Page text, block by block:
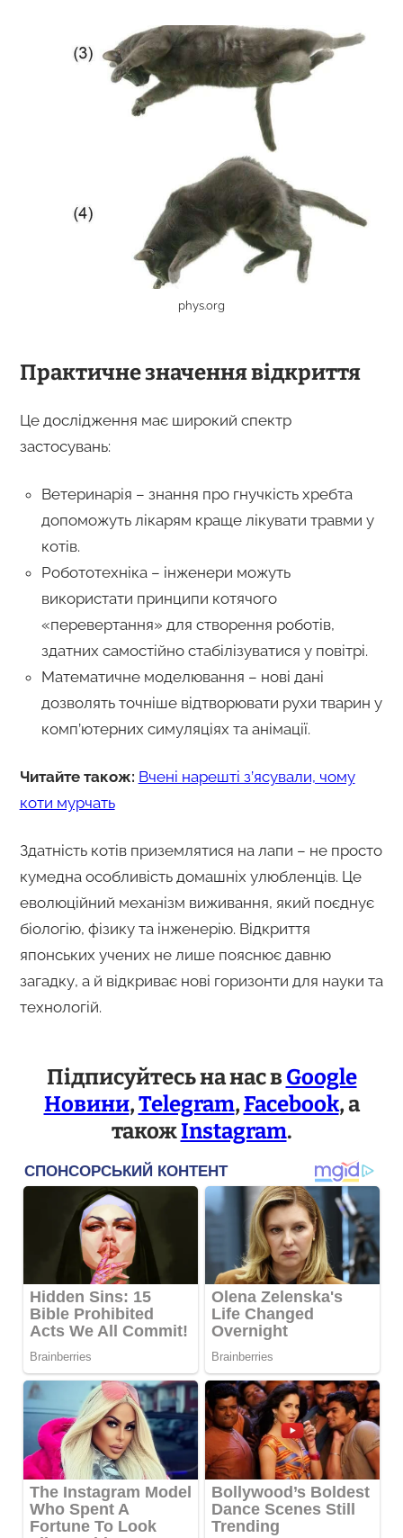
phys.org
Практичне значення відкриття
Це дослідження має широкий спектр
застосувань:
Ветеринарія – знання про гнучкість хребта
допоможуть лікарям краще лікувати травми у
котів.
Робототехніка – інженери можуть
використати принципи котячого
«перевертання» для створення роботів,
здатних самостійно стабілізуватися у повітрі.
Математичне моделювання – нові дані
дозволять точніше відтворювати рухи тварин у
комп’ютерних симуляціях та анімації.
Читайте також: Вчені нарешті з’ясували, чому
коти мурчать
Здатність котів приземлятися на лапи – не просто
кумедна особливість домашніх улюбленців. Це
еволюційний механізм виживання, який поєднує
біологію, фізику та інженерію. Відкриття
японських учених не лише пояснює давню
загадку, а й відкриває нові горизонти для науки та
технологій.
Підписуйтесь на нас вGoogle
Новини,Telegram,Facebook, а
такожInstagram.